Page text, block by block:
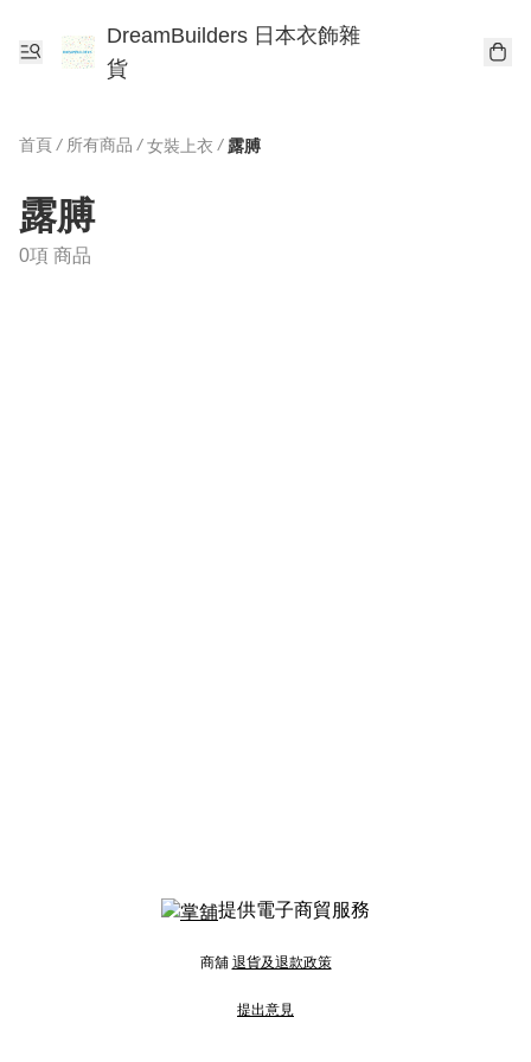
DreamBuilders 日本衣飾雜
貨
首頁 / 所有商品 / 女裝上衣 / 露膊
露膊
0項 商品
提供電子商貿服務
商舖 退貨及退款政策
提出意見